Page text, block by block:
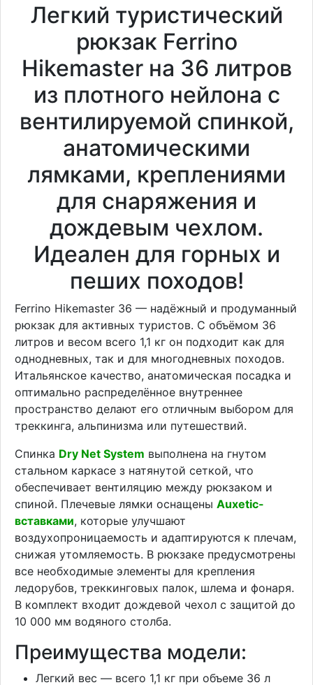
Легкий туристический
рюкзак Ferrino
Hikemaster на 36 литров
из плотного нейлона с
вентилируемой спинкой,
анатомическими
лямками, креплениями
для снаряжения и
дождевым чехлом.
Идеален для горных и
пеших походов!
Ferrino Hikemaster 36 — надёжный и продуманный
рюкзак для активных туристов. С объёмом 36
литров и весом всего 1,1 кг он подходит как для
однодневных, так и для многодневных походов.
Итальянское качество, анатомическая посадка и
оптимально распределённое внутреннее
пространство делают его отличным выбором для
треккинга, альпинизма или путешествий.
Спинка Dry Net System выполнена на гнутом
стальном каркасе з натянутой сеткой, что
обеспечивает вентиляцию между рюкзаком и
спиной. Плечевые лямки оснащены Auxetic-
вставками, которые улучшают
воздухопроницаемость и адаптируются к плечам,
снижая утомляемость. В рюкзаке предусмотрены
все необходимые элементы для крепления
ледорубов, треккинговых палок, шлема и фонаря.
В комплект входит дождевой чехол с защитой до
10 000 мм водяного столба.
Преимущества модели:
Легкий вес — всего 1,1 кг при объеме 36 л